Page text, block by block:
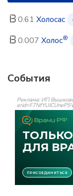
0.61 Холосас
0.007 Холос®
События
Реклама: ИП